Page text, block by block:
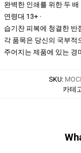
완벽한 인쇄를 위한 두
연령대 13+ ·
습기찬 피복에 청결한 반
각 품목은 당신의 국부적
주어지는 제품에 있는
SKU:
카테